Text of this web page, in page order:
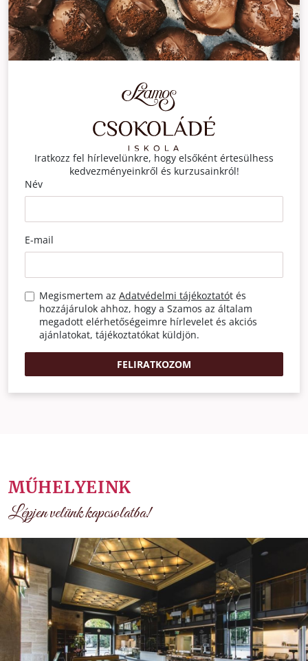
Iratkozz fel hírlevelünkre, hogy elsőként értesülhess
kedvezményeinkről és kurzusainkról!
Név
E-mail
Megismertem az Adatvédelmi tájékoztatót és
hozzájárulok ahhoz, hogy a Szamos az általam
megadott elérhetőségeimre hírlevelet és akciós
ajánlatokat, tájékoztatókat küldjön.
FELIRATKOZOM
MŰHELYEINK
Lépjen velünk kapcsolatba!